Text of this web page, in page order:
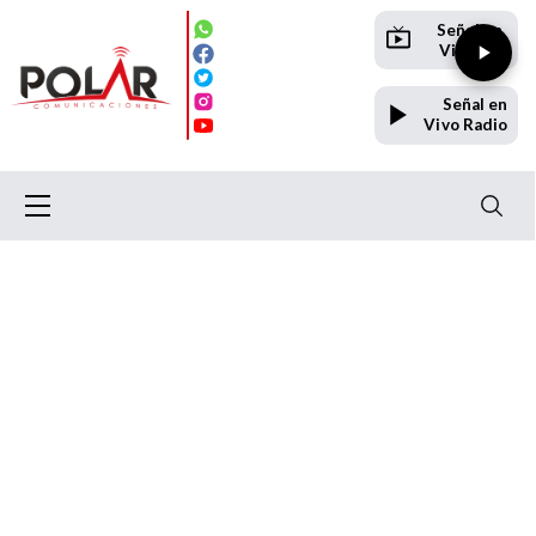
Señal en
Vivo TV
Señal en
Vivo Radio